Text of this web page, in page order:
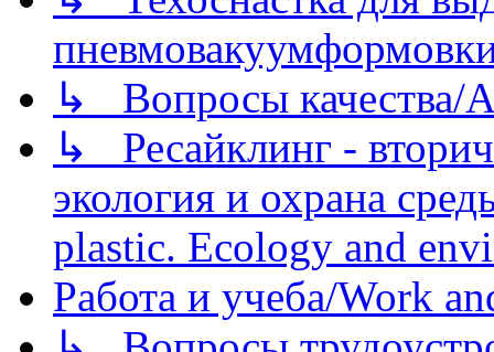
↳ Вопросы качества/
↳ Ресайклинг -
экология и охрана
plastic. Ecology and
Работа и учеба/Work